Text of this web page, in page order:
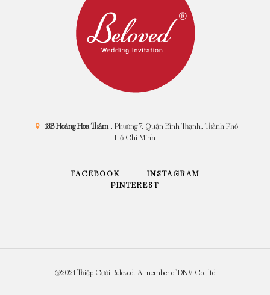
18B Hoàng Hoa Thám, Phường 7, Quận Bình Thạnh, Thành Phố
Hồ Chí Minh
FACEBOOK
INSTAGRAM
PINTEREST
@2021 Thiệp Cưới Beloved. A member of DNV Co.,ltd